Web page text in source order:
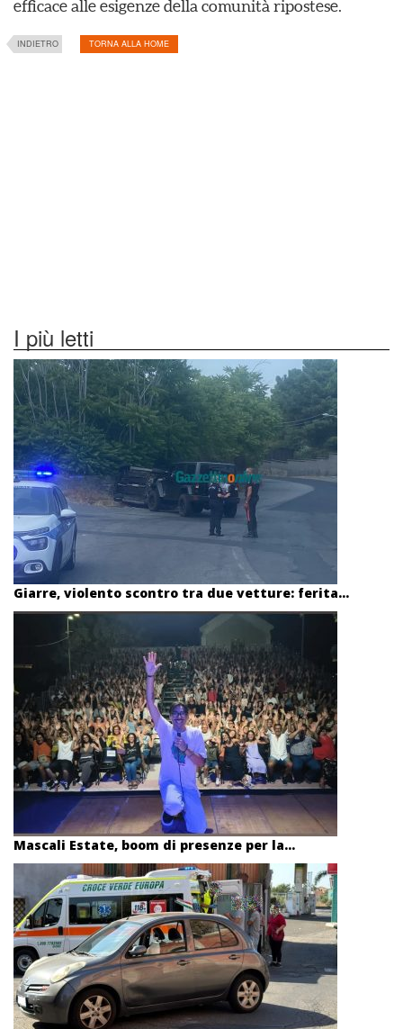
efficace alle esigenze della comunità ripostese.
INDIETRO TORNA ALLA HOME
I più letti
Giarre, violento scontro tra due vetture: ferita...
Mascali Estate, boom di presenze per la...